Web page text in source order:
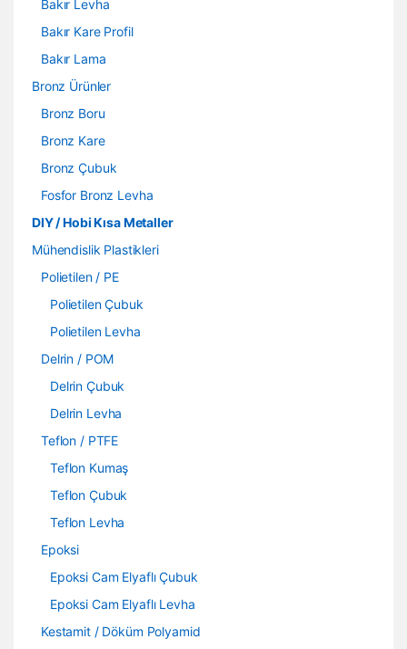
Bakır Levha
Bakır Kare Profil
Bakır Lama
Bronz Ürünler
Bronz Boru
Bronz Kare
Bronz Çubuk
Fosfor Bronz Levha
DIY / Hobi Kısa Metaller
Mühendislik Plastikleri
Polietilen / PE
Polietilen Çubuk
Polietilen Levha
Delrin / POM
Delrin Çubuk
Delrin Levha
Teflon / PTFE
Teflon Kumaş
Teflon Çubuk
Teflon Levha
Epoksi
Epoksi Cam Elyaflı Çubuk
Epoksi Cam Elyaflı Levha
Kestamit / Döküm Polyamid